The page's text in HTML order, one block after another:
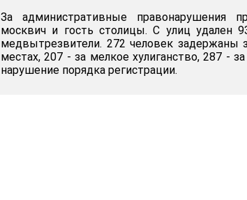
За административные правонарушения
москвич и гость столицы. С улиц удален
медвытрезвители. 272 человек задержаны
местах, 207 - за мелкое хулиганство, 287 -
нарушение порядка регистрации.